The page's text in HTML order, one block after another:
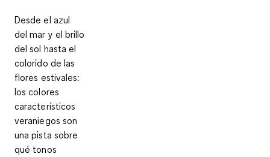
Desde el azul
del mar y el brillo
del sol hasta el
colorido de las
flores estivales:
los colores
característicos
veraniegos son
una pista sobre
qué tonos